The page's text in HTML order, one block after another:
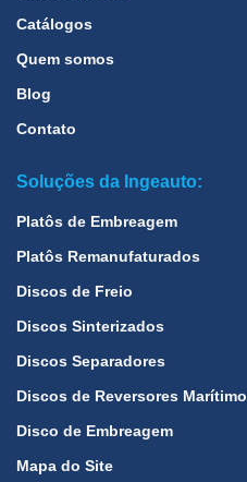
Catálogos
Quem somos
Blog
Contato
Soluções da Ingeauto:
Platôs de Embreagem
Platôs Remanufaturados
Discos de Freio
Discos Sinterizados
Discos Separadores
Discos de Reversores Marítimo
Disco de Embreagem
Mapa do Site